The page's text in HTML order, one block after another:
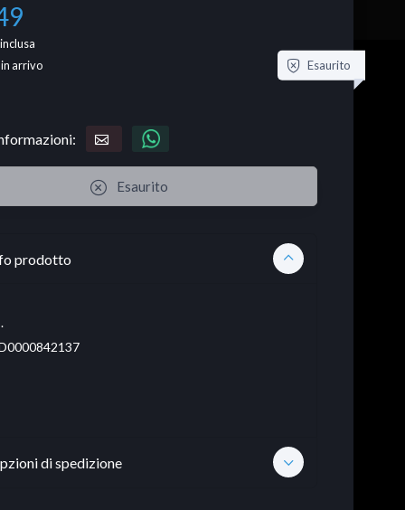
arrivo
Esaurito
Esaurito
prodotto
di spedizione